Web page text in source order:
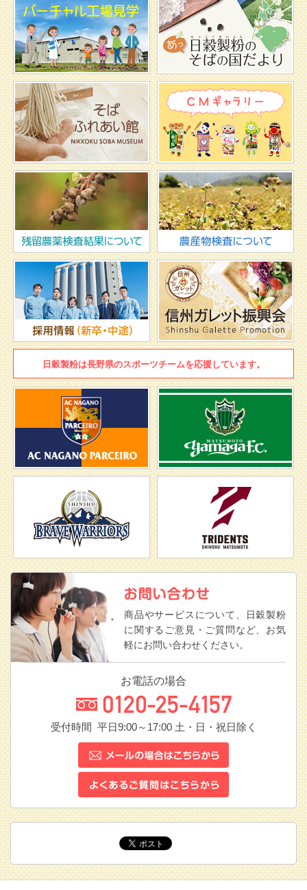
日穀製粉は長野県のスポーツチームを応援しています。
商品やサービスについて、日穀製粉
に関するご意見・ご質問など、お気
軽にお問い合わせください。
お電話の場合
受付時間 平日9:00～17:00土・日・祝日除く